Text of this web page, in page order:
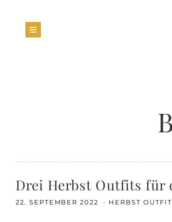
Drei Herbst Outfits für
22. SEPTEMBER 2022 HERBST